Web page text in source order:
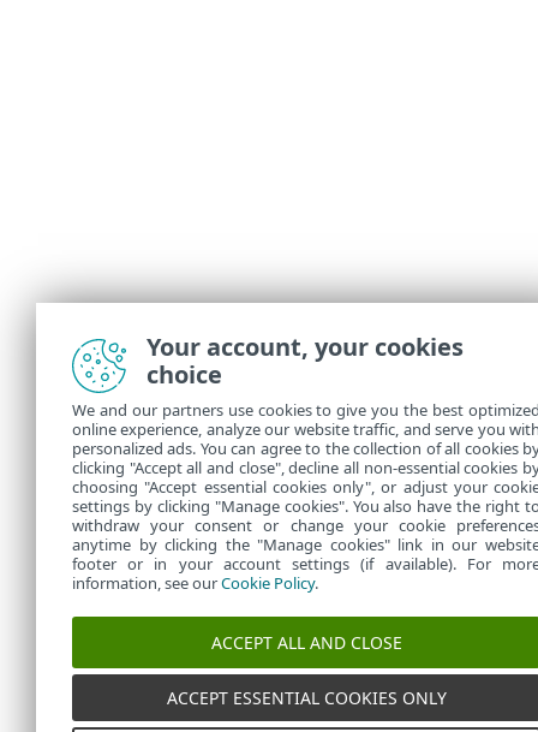
Your account, your cookies
choice
We and our partners use cookies to give you the best
online experience, analyze our website traffic, and serve you
personalized ads. You can agree to the collection of all cookies
clicking "Accept all and close", decline all non-essential cookies
choosing "Accept essential cookies only", or adjust your
settings by clicking "Manage cookies". You also have the right
withdraw your consent or change your cookie
anytime by clicking the "Manage cookies" link in our
footer or in your account settings (if available). For
information, see ourCookie Policy.
ACCEPT ALL AND CLOSE
ACCEPT ESSENTIAL COOKIES ONLY